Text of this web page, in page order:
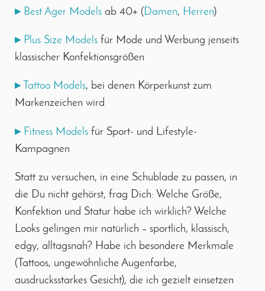
▸ Best Ager Models ab 40+ ( Damen, Herren)
▸ Plus Size Models für Mode und Werbung jenseits
klassischer Konfektionsgrößen
▸ Tattoo Models, bei denen Körperkunst zum
Markenzeichen wird
▸ Fitness Models für Sport- und Lifestyle-
Kampagnen
Statt zu versuchen, in eine Schublade zu passen, in
die Du nicht gehörst, frag Dich: Welche Größe,
Konfektion und Statur habe ich wirklich? Welche
Looks gelingen mir natürlich – sportlich, klassisch,
edgy, alltagsnah? Habe ich besondere Merkmale
(Tattoos, ungewöhnliche Augenfarbe,
ausdrucksstarkes Gesicht), die ich gezielt einsetzen